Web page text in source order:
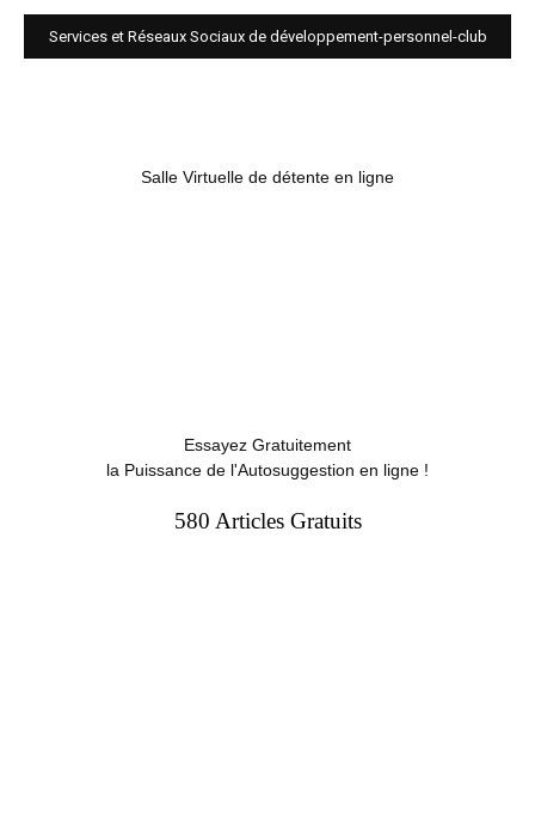
Services et Réseaux Sociaux de développement-personnel-club
Salle Virtuelle de détente en ligne
Essayez Gratuitement
la Puissance de l'Autosuggestion en ligne !
580 Articles Gratuits